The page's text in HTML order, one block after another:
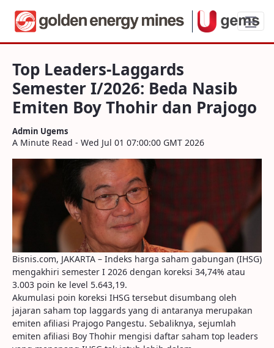
Top Leaders-Laggards Semester I/
Top Leaders-Laggards
Semester I/2026: Beda Nasib
Emiten Boy Thohir dan Prajogo
Admin Ugems
A Minute Read - Wed Jul 01 07:00:00 GMT 2026
Bisnis.com, JAKARTA – Indeks harga saham gabungan (IHSG)
mengakhiri semester I 2026 dengan koreksi 34,74% atau
3.003 poin ke level 5.643,19.
Akumulasi poin koreksi IHSG tersebut disumbang oleh
jajaran saham top laggards yang di antaranya merupakan
emiten afiliasi Prajogo Pangestu. Sebaliknya, sejumlah
emiten afiliasi Boy Thohir mengisi daftar saham top leaders